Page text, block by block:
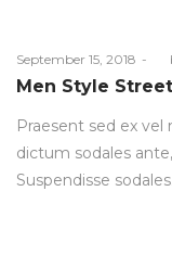
Posted
on
September 15, 2018
Men Style Street
Praesent sed ex vel
dictum sodales
Suspendisse